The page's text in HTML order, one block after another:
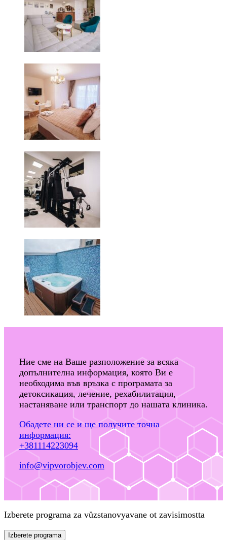
Ние сме на Ваше разположение за всяка
допълнителна информация, която Ви е
необходима във връзка с програмата за
детоксикация, лечение, рехабилитация,
настаняване или транспорт до нашата клиника.
Обадете ни се и ще получите точна
информация:
+381114223094
info@vipvorobjev.com
Izberete programa za vŭzstanovyavane ot zavisimostta
Izberete programa